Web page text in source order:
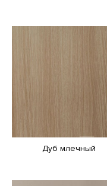
Дуб млечный